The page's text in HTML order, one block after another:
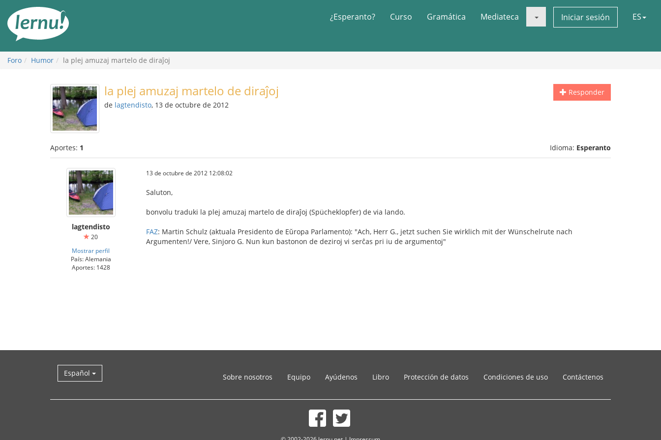
¿Esperanto? Curso Gramática Mediateca Iniciar sesión ES
Foro Humor la plej amuzaj martelo de diraĵoj
Responder
la plej amuzaj martelo de diraĵoj
de lagtendisto, 13 de octubre de 2012
Aportes: 1 Idioma: Esperanto
lagtendisto
20
Mostrar perfil
País: Alemania
Aportes: 1428
13 de octubre de 2012 12:08:02
Saluton,
bonvolu traduki la plej amuzaj martelo de diraĵoj (Spücheklopfer) de via lando.
FAZ: Martin Schulz (aktuala Presidento de Eŭropa Parlamento): "Ach, Herr G., jetzt suchen Sie wirklich mit der Wünschelrute nach
Argumenten!/ Vere, Sinjoro G. Nun kun bastonon de deziroj vi serĉas pri iu de argumentoj"
Español Sobre nosotros Equipo Ayúdenos Libro Protección de datos Condiciones de uso Contáctenos